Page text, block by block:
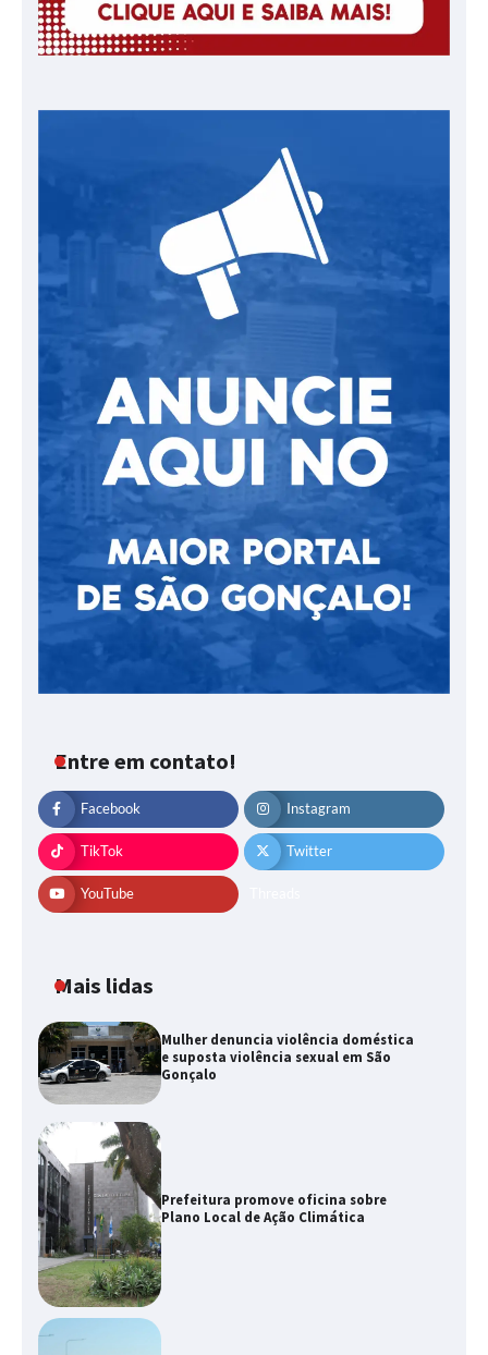
Entre em contato!
Facebook Instagram
TikTok Twitter
YouTube
Mais lidas
Mulher denuncia violência doméstica
e suposta violência sexual em São
Gonçalo
Prefeitura promove oficina sobre
Plano Local de Ação Climática